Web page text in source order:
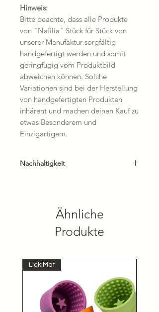
Hinweis:
Bitte beachte, dass alle Produkte
von "Nafilia" Stück für Stück von
unserer Manufaktur sorgfältig
handgefertigt werden und somit
geringfügig vom Produktbild
abweichen können. Solche
Variationen sind bei der Herstellung
von handgefertigten Produkten
inhärent und machen deinen Kauf zu
etwas Besonderem und
Einzigartigem.
Nachhaltigkeit
Ähnliche
Produkte
LickiMat